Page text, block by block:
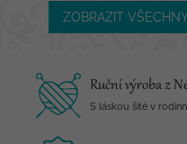
ZOBRAZIT
Ruční výroba z
S láskou šité v